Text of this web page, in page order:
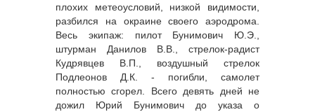
плохих метеоусловий, низкой видимости,
разбился на окраине своего аэродрома.
Весь экипаж: пилот Бунимович Ю.Э.,
штурман Данилов В.В., стрелок-радист
Кудрявцев В.П., воздушный стрелок
Подлеонов Д.К. - погибли, самолет
полностью сгорел. Всего девять дней не
дожил Юрий Бунимович до указа о